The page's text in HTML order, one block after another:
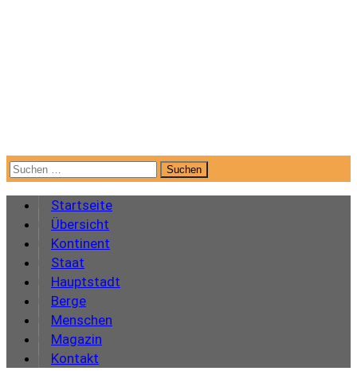
Suchen
nach:
Startseite
Übersicht
Kontinent
Staat
Hauptstadt
Berge
Menschen
Magazin
Kontakt